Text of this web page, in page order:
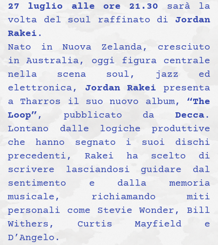
27 luglio alle ore 21.30 sarà la
volta del soul raffinato di Jordan
Rakei .
Nato in Nuova Zelanda, cresciuto
in Australia, oggi figura centrale
nella scena soul, jazz ed
elettronica, Jordan Rakei presenta
a Tharros il suo nuovo album, “The
Loop” , pubblicato da Decca.
Lontano dalle logiche produttive
che hanno segnato i suoi dischi
precedenti, Rakei ha scelto di
scrivere lasciandosi guidare dal
sentimento e dalla memoria
musicale, richiamando miti
personali come Stevie Wonder, Bill
Withers, Curtis Mayfield e
D’Angelo.